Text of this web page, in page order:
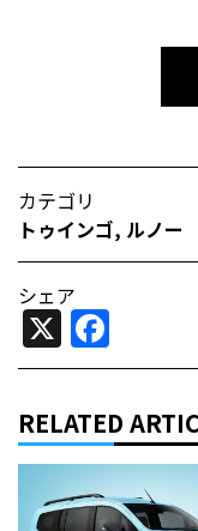
カテゴリ
トゥインゴ, ルノー
シェア
X
RELATED